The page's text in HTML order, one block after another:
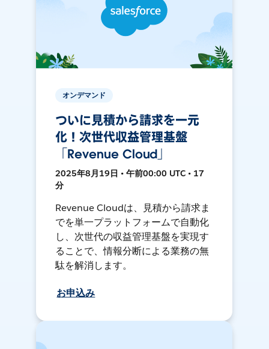
オンデマンド
ついに見積から請求を一元
化！次世代収益管理基盤
「Revenue Cloud」
2025年8月19日 • 午前00:00 UTC • 17
分
Revenue Cloudは、見積から請求ま
でを単一プラットフォームで自動化
し、次世代の収益管理基盤を実現す
ることで、情報分断による業務の無
駄を解消します。
お申込み